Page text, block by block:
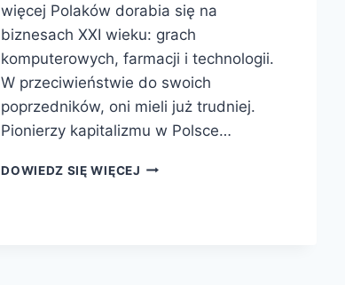
więcej Polaków dorabia się na
biznesach XXI wieku: grach
komputerowych, farmacji i technologii.
W przeciwieństwie do swoich
poprzedników, oni mieli już trudniej.
Pionierzy kapitalizmu w Polsce…
DOWIEDZ SIĘ WIĘCEJ